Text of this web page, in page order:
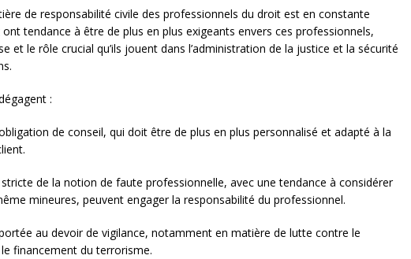
de responsabilité civile des professionnels du droit est en constante
tendance à être de plus en plus exigeants envers ces professionnels,
et le rôle crucial qu’ils jouent dans l’administration de la justice et la sécurité
:
de conseil, qui doit être de plus en plus personnalisé et adapté à la
de la notion de faute professionnelle, avec une tendance à considérer
mineures, peuvent engager la responsabilité du professionnel.
au devoir de vigilance, notamment en matière de lutte contre le
financement du terrorisme.